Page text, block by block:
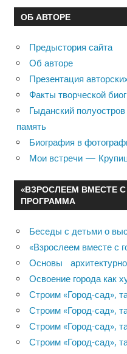
ОБ АВТОРЕ
Предыстория сайта
Об авторе
Презентация
Факты творческой
Гыданский
память
Биография в
Мои встречи —
«ВЗРОСЛЕЕМ ВМЕСТЕ
ПРОГРАММА
Беседы с детьми о
«Взрослеем вместе с
Основы
Освоение города как
Строим «Город-сад»,
Строим «Город-сад»,
Строим «Город-сад»,
Строим «Город-сад»,